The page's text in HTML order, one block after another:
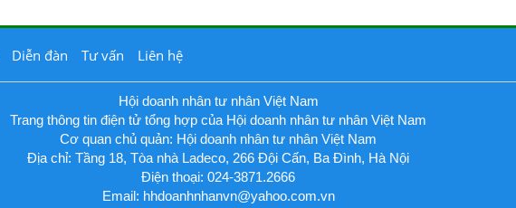
Diễn đàn Tư vấn Liên hệ
Hội doanh nhân tư nhân Việt Nam
Trang thông tin điện tử tổng hợp của Hội doanh nhân tư nhân Việt Nam
Cơ quan chủ quản: Hội doanh nhân tư nhân Việt Nam
Địa chỉ: Tầng 18, Tòa nhà Ladeco, 266 Đội Cấn, Ba Đình, Hà Nội
Điện thoại: 024-3871.2666
Email: hhdoanhnhanvn@yahoo.com.vn